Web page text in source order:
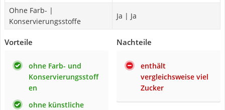
Ohne Farb- |
Konservierungsstoffe
Ja | Ja
Vorteile
ohne Farb- und
Konservierungsstoff
en
ohne künstliche
Nachteile
enthält
vergleichsweise viel
Zucker